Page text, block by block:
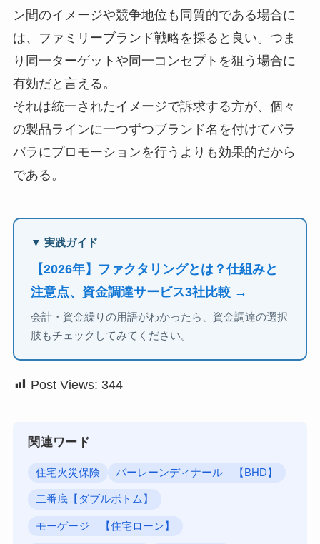
ン間のイメージや競争地位も同質的である場合に
は、ファミリーブランド戦略を採ると良い。つま
り同一ターゲットや同一コンセプトを狙う場合に
有効だと言える。
それは統一されたイメージで訴求する方が、個々
の製品ラインに一つずつブランド名を付けてバラ
バラにプロモーションを行うよりも効果的だから
である。
▼ 実践ガイド
【2026年】ファクタリングとは？仕組みと
注意点、資金調達サービス3社比較 →
会計・資金繰りの用語がわかったら、資金調達の選択
肢もチェックしてみてください。
Post Views: 344
関連ワード
住宅火災保険 バーレーンディナール 【BHD】
二番底【ダブルボトム】
モーゲージ 【住宅ローン】